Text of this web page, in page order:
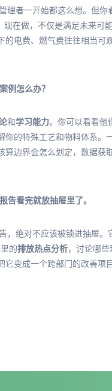
者一开始都这么想。但
在做，不仅是满足未来可
电费、燃气费往往相当可
例怎么办？
和学习能力。你可以看看他
的特殊工艺和物料体系。
边界会怎么划定，数据获
告看完就放抽屉里了。
， 绝对不应该被锁进抽屉。
的排放热点分析，讨论哪
变成一个跨部门的改善项